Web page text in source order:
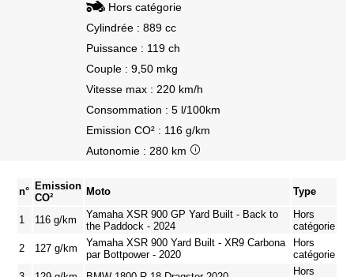
Hors catégorie
Cylindrée : 889 cc
Puissance : 119 ch
Couple : 9,50 mkg
Vitesse max : 220 km/h
Consommation : 5 l/100km
Emission CO² : 116 g/km
Autonomie : 280 km
n° Emission
CO²
Moto Type
1 116 g/km
Yamaha XSR 900 GP Yard Built - Back to
the Paddock - 2024
Hors
catégorie
2
127 g/km
Yamaha XSR 900 Yard Built - XR9 Carbona
par Bottpower - 2020
Hors
catégorie
Hors